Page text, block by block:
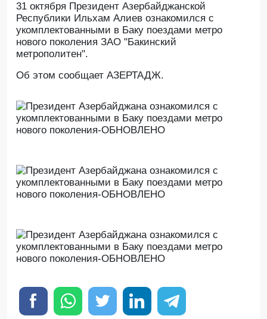
31 октября Президент Азербайджанской
Республики Ильхам Алиев ознакомился с
укомплектованными в Баку поездами метро
нового поколения ЗАО "Бакинский
метрополитен".
Об этом сообщает АЗЕРТАДЖ.